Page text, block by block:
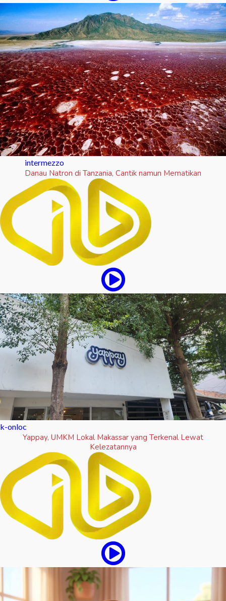
intermezzo
Danau Natron di Tanzania, Cantik namun Mematikan
k-onloc
Yappay, UMKM Lokal Makassar yang Terkenal Lewat
Kelezatannya